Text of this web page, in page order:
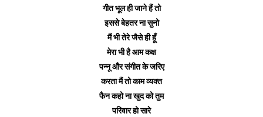
गीत भूल ही जाने हैं तो
इससे बेहतर ना सुनो
मैं भी तेरे जैसे ही हूँ
मेरा भी है आम कक्ष
पन्नू और संगीत के जरिए
करता मैं तो काम व्यक्त
फैन कहो ना खुद को तुम
परिवार हो सारे